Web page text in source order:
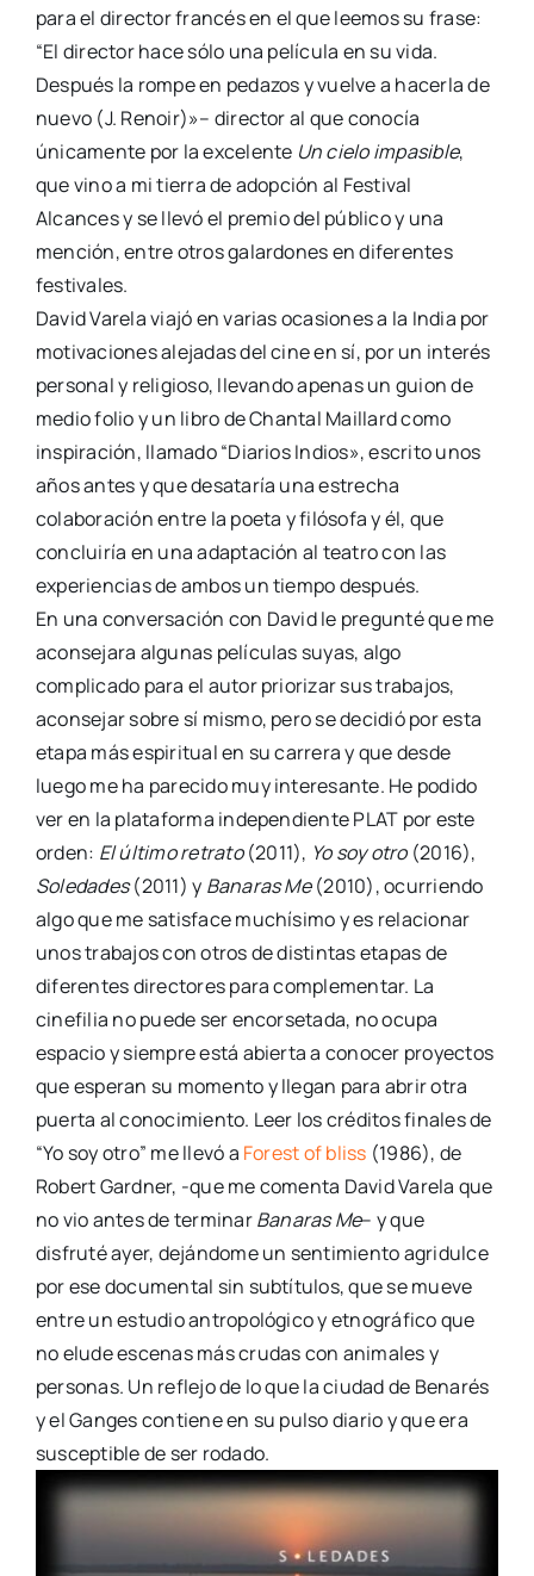
para el director francés en el que leemos su frase:
“El director hace sólo una película en su vida.
Después la rompe en pedazos y vuelve a hacerla de
nuevo (J. Renoir)»– director al que conocía
únicamente por la excelente Un cielo impasible,
que vino a mi tierra de adopción al Festival
Alcances y se llevó el premio del público y una
mención, entre otros galardones en diferentes
festivales.
David Varela viajó en varias ocasiones a la India por
motivaciones alejadas del cine en sí, por un interés
personal y religioso, llevando apenas un guion de
medio folio y un libro de Chantal Maillard como
inspiración, llamado “Diarios Indios», escrito unos
años antes y que desataría una estrecha
colaboración entre la poeta y filósofa y él, que
concluiría en una adaptación al teatro con las
experiencias de ambos un tiempo después.
En una conversación con David le pregunté que me
aconsejara algunas películas suyas, algo
complicado para el autor priorizar sus trabajos,
aconsejar sobre sí mismo, pero se decidió por esta
etapa más espiritual en su carrera y que desde
luego me ha parecido muy interesante. He podido
ver en la plataforma independiente PLAT por este
orden: El último retrato(2011), Yo soy otro(2016),
Soledades(2011) y Banaras Me(2010), ocurriendo
algo que me satisface muchísimo y es relacionar
unos trabajos con otros de distintas etapas de
diferentes directores para complementar. La
cinefilia no puede ser encorsetada, no ocupa
espacio y siempre está abierta a conocer proyectos
que esperan su momento y llegan para abrir otra
puerta al conocimiento. Leer los créditos finales de
“Yo soy otro” me llevó a Forest of bliss (1986), de
Robert Gardner, -que me comenta David Varela que
no vio antes de terminarBanaras Me– y que
disfruté ayer, dejándome un sentimiento agridulce
por ese documental sin subtítulos, que se mueve
entre un estudio antropológico y etnográfico que
no elude escenas más crudas con animales y
personas. Un reflejo de lo que la ciudad de Benarés
y el Ganges contiene en su pulso diario y que era
susceptible de ser rodado.